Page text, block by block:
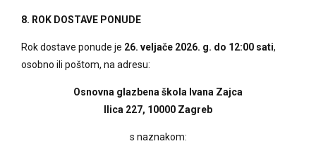
8. ROK DOSTAVE PONUDE
Rok dostave ponude je 26. veljače 2026. g. do 12:00 sati,
osobno ili poštom, na adresu:
Osnovna glazbena škola Ivana Zajca
Ilica 227, 10000 Zagreb
s naznakom: